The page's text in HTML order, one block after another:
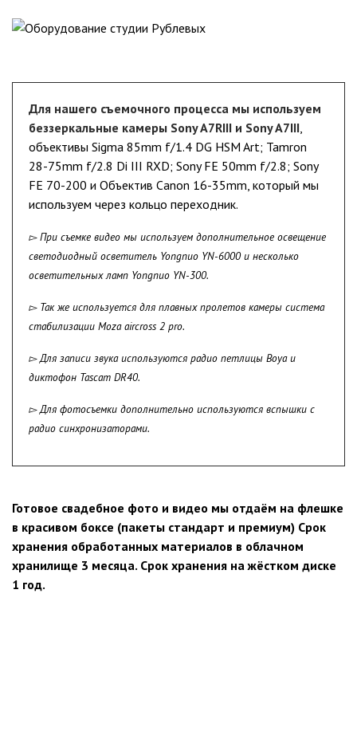
Для нашего съемочного процесса мы используем
беззеркальные камеры Sony A7RIII и Sony A7III,
объективы Sigma 85mm f/1.4 DG HSM Art; Tamron
28-75mm f/2.8 Di III RXD; Sony FE 50mm f/2.8; Sony
FE 70-200 и Объектив Canon 16-35mm, который мы
используем через кольцо переходник.
▻ При съемке видео мы используем дополнительное освещение
светодиодный осветитель Yongnuo YN-6000 и несколько
осветительных ламп Yongnuo YN-300.
▻ Так же используется для плавных пролетов камеры система
стабилизации Moza aircross 2 pro.
▻ Для записи звука используются радио петлицы Boya и
диктофон Tascam DR40.
▻ Для фотосъемки дополнительно используются вспышки с
радио синхронизаторами.
Готовое свадебное фото и видео мы отдаём на флешке
в красивом боксе (пакеты стандарт и премиум) Срок
хранения обработанных материалов в облачном
хранилище 3 месяца. Срок хранения на жёстком диске
1 год.